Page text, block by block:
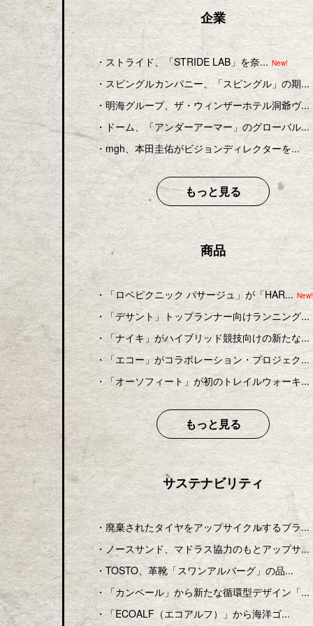
企業
・ ストライド、「STRIDE LAB」を奈... New!
・スピングルカンパニー、「スピングル」の期...
・明海グループ、ザ・ウィンザーホテル洞爺ヴ...
・ ドーム、「アンダーアーマー」のグローバル...
・mgh、本田圭佑がビジョンディレクターを...
もっと見る
商品
・ 「ロペピクニック パサージュ」が「HAR... New!
・ 「デサント」トップランナー向けランニング...
・ 「ナイキ」がハイブリッド競技向けの新たな...
・「エコー」がコラボレーション・プロジェク...
・「オーソフィート」が初のトレイルウォーキ...
もっと見る
サステナビリティ
・ 廃棄されたタイヤをアップサイクルするブラ...
・ ノースサンド、マドラス協力のもとアップサ...
・ TOSTO、革靴「スワンアルバーグ」の品...
・
「カンペール」から新たな循環型デザイン「...
・ 「ECOALF（エコアルフ）」から海洋ゴ...